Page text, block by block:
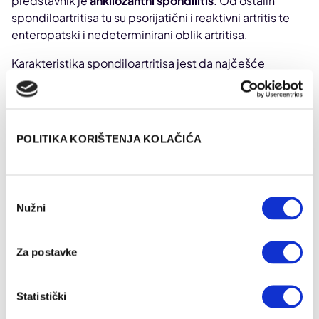
POLITIKA KORIŠTENJA KOLAČIĆA
pristanka
Nužni
Za postavke
Statistički
spondiloartritisa tu su psorijatični i reaktivni artritis te
enteropatski i nedeterminirani oblik artritisa.
Karakteristika spondiloartritisa jest da najčešće
zahvaća kralježnicu i sakroilijakalne zglobove (spojne
zglobove kralježnice i zdjelice) te rjeđe periferne
reumatoidnog artritisa ili spondiloartritisa, no na
naslijeđe (bolest i kod krvnog srodnika),
štetne navike (pušenje cigareta).